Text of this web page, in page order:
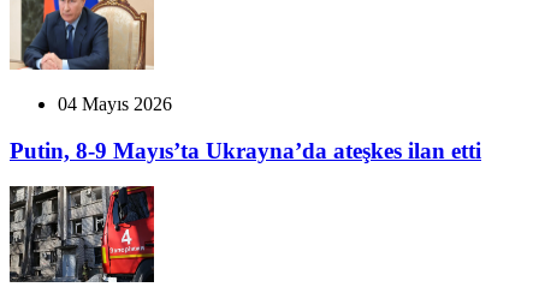
04 Mayıs 2026
Putin, 8-9 Mayıs’ta Ukrayna’da ateşkes ilan etti